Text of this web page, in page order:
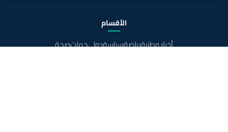
الأقسام
أخبار وطنيةرياضةسياسةدوليجهاتصحة